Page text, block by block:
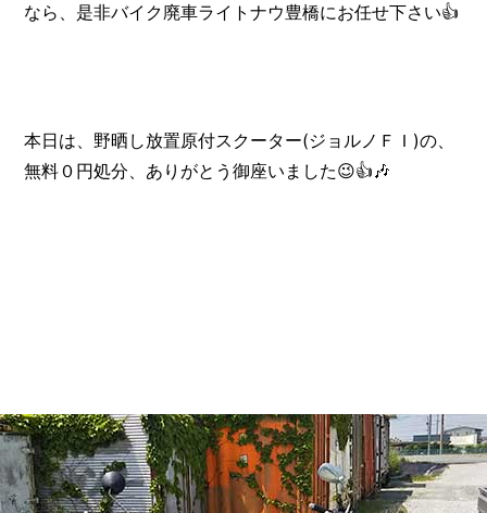
なら、是非バイク廃車ライトナウ豊橋にお任せ下さい👍️
本日は、野晒し放置原付スクーター(ジョルノＦＩ)の、
無料０円処分、ありがとう御座いました😉👍️🎶